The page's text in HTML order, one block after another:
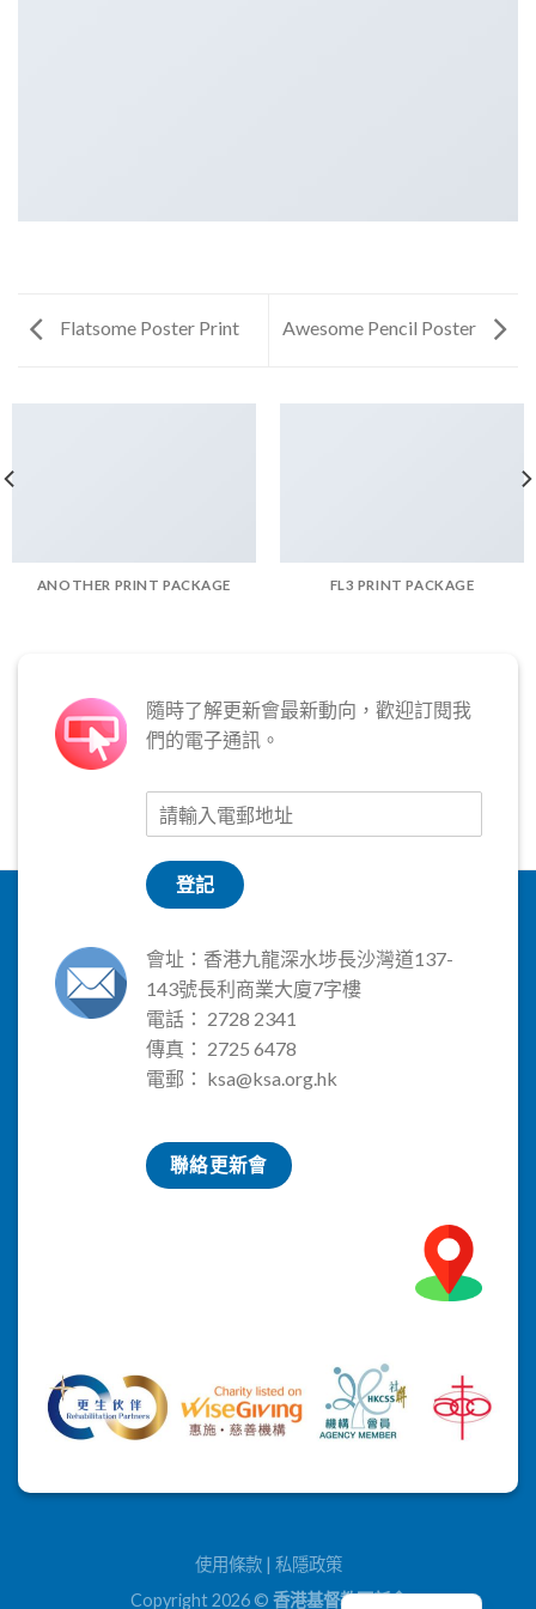
Flatsome Poster Print Awesome Pencil Poster
ANOTHER PRINT PACKAGE FL3 PRINT PACKAGE
隨時了解更新會最新動向，歡迎訂閱我
們的電子通訊。
登記
會址：香港九龍深水埗長沙灣道137-
143號長利商業大廈7字樓
電話： 2728 2341
傳真： 2725 6478
電郵： ksa@ksa.org.hk
聯絡更新會
使用條款| 私隱政策
Copyright 2026 © 香港基督教更新會